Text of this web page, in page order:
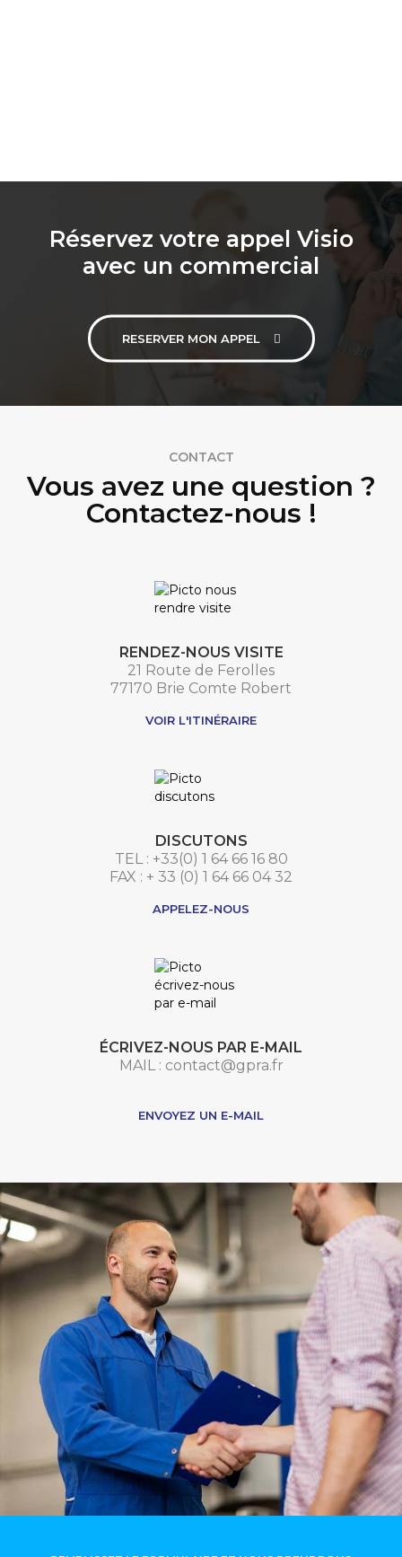
Réservez votre appel Visio
avec un commercial
RESERVER MON APPEL
CONTACT
Vous avez une question ?
Contactez-nous !
RENDEZ-NOUS VISITE
21 Route de Ferolles
77170 Brie Comte Robert
VOIR L'ITINÉRAIRE
DISCUTONS
TEL : +33(0) 1 64 66 16 80
FAX : + 33 (0) 1 64 66 04 32
APPELEZ-NOUS
ÉCRIVEZ-NOUS PAR E-MAIL
MAIL : contact@gpra.fr
ENVOYEZ UN E-MAIL